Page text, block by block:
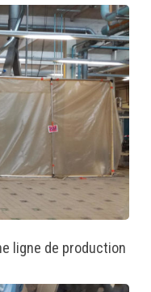
ligne de production